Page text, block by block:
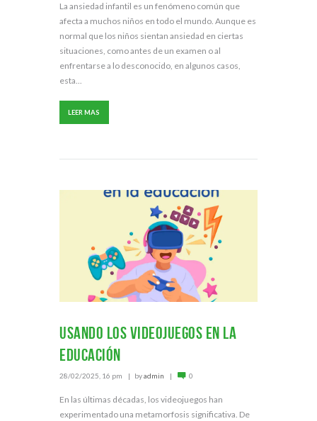
La ansiedad infantil es un fenómeno común que
afecta a muchos niños en todo el mundo. Aunque es
normal que los niños sientan ansiedad en ciertas
situaciones, como antes de un examen o al
enfrentarse a lo desconocido, en algunos casos,
esta...
LEER MAS
Usando los videojuegos en la
educación
28/02/2025, 16 pm byadmin 0
En las últimas décadas, los videojuegos han
experimentado una metamorfosis significativa. De